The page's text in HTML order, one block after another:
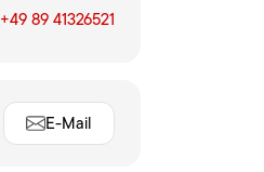
+49 89 41326521
E-Mail